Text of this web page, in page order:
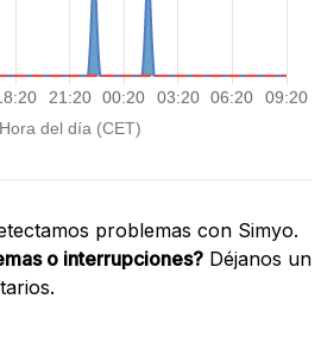
problemas con Simyo.
o interrupciones? Déjanos un